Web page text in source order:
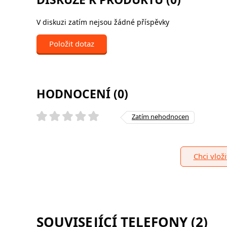
V diskuzi zatím nejsou žádné příspěvky
Položit dotaz
HODNOCENÍ (0)
Zatím nehodnocen
Chci
SOUVISEJÍCÍ TELEFONY (2)